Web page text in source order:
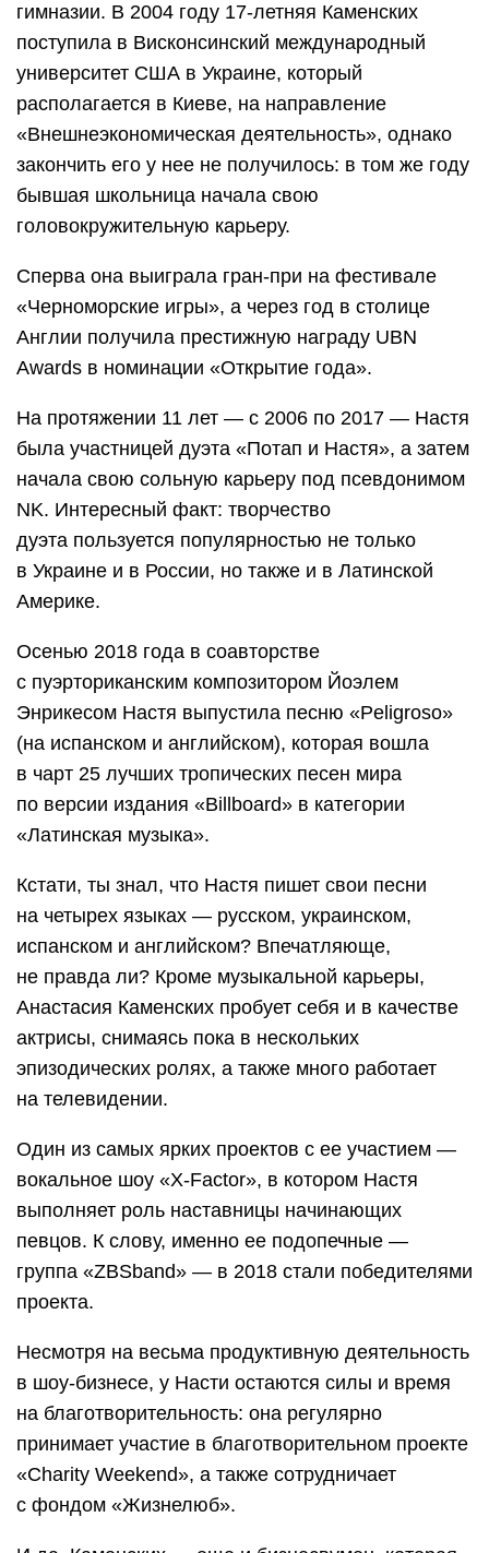
гимназии. В 2004 году 17-летняя Каменских
поступила в Висконсинский международный
университет США в Украине, который
располагается в Киеве, на направление
«Внешнеэкономическая деятельность», однако
закончить его у нее не получилось: в том же году
бывшая школьница начала свою
головокружительную карьеру.
Сперва она выиграла гран-при на фестивале
«Черноморские игры», а через год в столице
Англии получила престижную награду UBN
Awards в номинации «Открытие года».
На протяжении 11 лет — с 2006 по 2017 — Настя
была участницей дуэта «Потап и Настя», а затем
начала свою сольную карьеру под псевдонимом
NK. Интересный факт: творчество
дуэта пользуется популярностью не только
в Украине и в России, но также и в Латинской
Америке.
Осенью 2018 года в соавторстве
с пуэрториканским композитором Йоэлем
Энрикесом Настя выпустила песню «Peligroso»
(на испанском и английском), которая вошла
в чарт 25 лучших тропических песен мира
по версии издания «Billboard» в категории
«Латинская музыка».
Кстати, ты знал, что Настя пишет свои песни
на четырех языках — русском, украинском,
испанском и английском? Впечатляюще,
не правда ли? Кроме музыкальной карьеры,
Анастасия Каменских пробует себя и в качестве
актрисы, снимаясь пока в нескольких
эпизодических ролях, а также много работает
на телевидении.
Один из самых ярких проектов с ее участием —
вокальное шоу «X-Factor», в котором Настя
выполняет роль наставницы начинающих
певцов. К слову, именно ее подопечные —
группа «ZBSband» — в 2018 стали победителями
проекта.
Несмотря на весьма продуктивную деятельность
в шоу-бизнесе, у Насти остаются силы и время
на благотворительность: она регулярно
принимает участие в благотворительном проекте
«Charity Weekend», а также сотрудничает
с фондом «Жизнелюб».